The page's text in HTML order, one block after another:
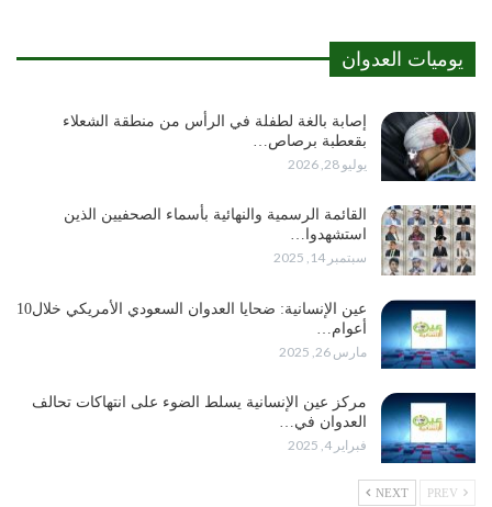
يوميات العدوان
إصابة بالغة لطفلة في الرأس من منطقة الشعلاء
بقعطبة برصاص…
يوليو 28, 2026
القائمة الرسمية والنهائية بأسماء الصحفيين الذين
استشهدوا…
سبتمبر 14, 2025
عين الإنسانية: ضحايا العدوان السعودي الأمريكي خلال10
أعوام…
مارس 26, 2025
مركز عين الإنسانية يسلط الضوء على انتهاكات تحالف
العدوان في…
فبراير 4, 2025
NEXT